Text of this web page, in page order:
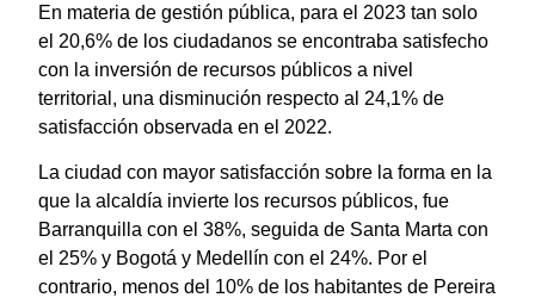
En materia de gestión pública, para el 2023 tan solo
el 20,6% de los ciudadanos se encontraba satisfecho
con la inversión de recursos públicos a nivel
territorial, una disminución respecto al 24,1% de
satisfacción observada en el 2022.
La ciudad con mayor satisfacción sobre la forma en la
que la alcaldía invierte los recursos públicos, fue
Barranquilla con el 38%, seguida de Santa Marta con
el 25% y Bogotá y Medellín con el 24%. Por el
contrario, menos del 10% de los habitantes de Pereira